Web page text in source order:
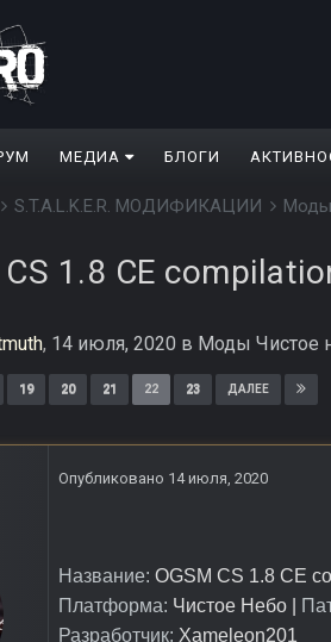
МЕДИА БЛОГИ
S.T.A.L.K.E.R. МОДИФИКАЦИИ
CS 1.8 CE
, 14 июля, 2020 в Моды Чистое
19 20 21 22 23 ДАЛЕЕ
Опубликовано 14 июля, 2020
Название: OGSM CS 1.8 CE
Платформа: Чистое Небо |
Разработчик: Xameleon201